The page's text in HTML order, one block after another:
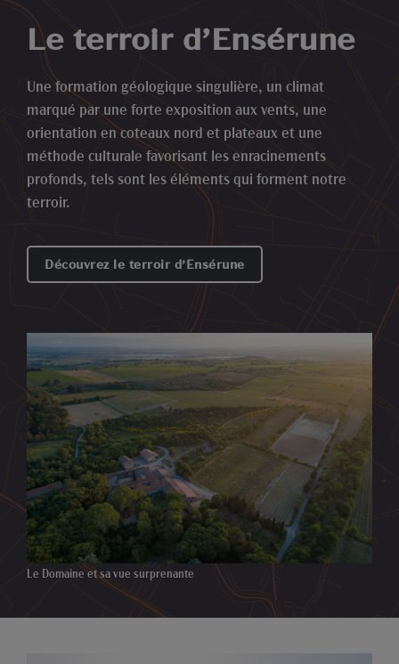
Le terroir d’Ensérune
Une formation géologique singulière, un climat
marqué par une forte exposition aux vents, une
orientation en coteaux nord et plateaux et une
méthode culturale favorisant les enracinements
profonds, tels sont les éléments qui forment notre
terroir.
Découvrez le terroir d’Ensérune
Le Domaine et sa vue surprenante